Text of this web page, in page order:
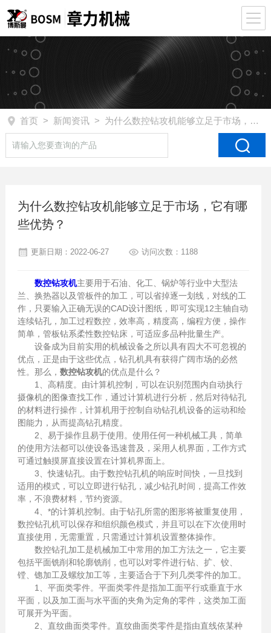
首页 > 新闻资讯> 为什么数控钻攻机能够立足于市场，它有哪些优势？
为什么数控钻攻机能够立足于市场，它有哪
些优势？
更新日期：2022-06-27 访问次数：1188
数控钻攻机主要用于石油、化工、锅炉等行业中大型法
兰、换热器以及管板件的加工，可以省掉逐一划线，对线的工
作，只要输入正确无误的CAD设计图纸，即可实现12主轴自动
连续钻孔，加工过程数控，效率高，精度高，编程方便，操作
简单，管板钻系柔性数控钻床，可适应多品种批量生产。
设备成为目前实用的机械设备之所以具有四大不可忽视的
优点，正是由于这些优点，钻孔机具有获得广阔市场的必然
性。那么， 数控钻攻机的优点是什么？
1、高精度。由计算机控制，可以在识别范围内自动执行
摄像机的图像查找工作，通过计算机进行分析，然后对待钻孔
的材料进行操作，计算机用于控制自动钻孔机设备的运动和绘
图能力，从而提高钻孔精度。
2、易于操作且易于使用。使用任何一种机械工具，简单
的使用方法都可以使设备迅速普及，采用人机界面，工作方式
可通过触摸屏直接设置在计算机界面上。
3、快速钻孔。由于数控钻孔机的响应时间快，一旦找到
适用的模式，可以立即进行钻孔，减少钻孔时间，提高工作效
率，不浪费材料，节约资源。
4、*的计算机控制。由于钻孔所需的图形将被重复使用，
数控钻孔机可以保存和组织颜色模式，并且可以在下次使用时
直接使用，无需重置，只需通过计算机设置整体操作。
数控钻孔加工是机械加工中常用的加工方法之一，它主要
包括平面铣削和轮廓铣削，也可以对零件进行钻、扩、铰、
镗、锪加工及螺纹加工等，主要适合于下列几类零件的加工。
1、平面类零件。平面类零件是指加工面平行或垂直于水
平面，以及加工面与水平面的夹角为定角的零件，这类加工面
可展开为平面。
2、直纹曲面类零件。直纹曲面类零件是指由直线依某种